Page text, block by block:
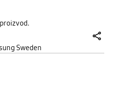
besviken över att jag
när de fanns.
Sweden